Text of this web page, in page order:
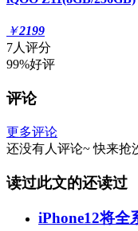
￥2199
7人评分
99%好评
评论
更多评论
还没有人评论~ 快来抢
读过此文的还读过
iPhone12将全